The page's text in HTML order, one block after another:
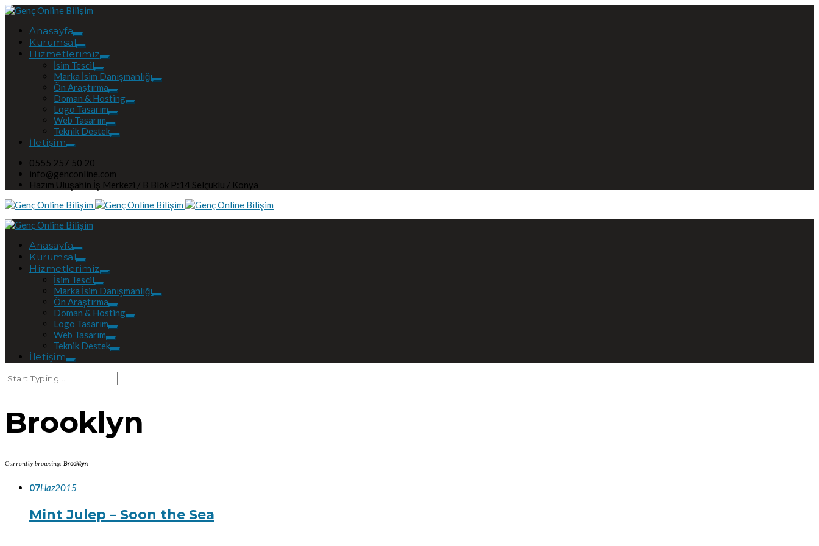
Anasayfa
Kurumsal
Hizmetlerimiz
İsim Tescil
Marka İsim Danışmanlığı
Ön Araştırma
Doman & Hosting
Logo Tasarım
Web Tasarım
Teknik Destek
İletişim
0555 257 50 20
info@genconline.com
Hazım Uluşahin İş Merkezi / B Blok P:14 Selçuklu / Konya
Anasayfa
Kurumsal
Hizmetlerimiz
İsim Tescil
Marka İsim Danışmanlığı
Ön Araştırma
Doman & Hosting
Logo Tasarım
Web Tasarım
Teknik Destek
İletişim
Brooklyn
Currently browsing: Brooklyn
07Haz2015
Mint Julep – Soon the Sea